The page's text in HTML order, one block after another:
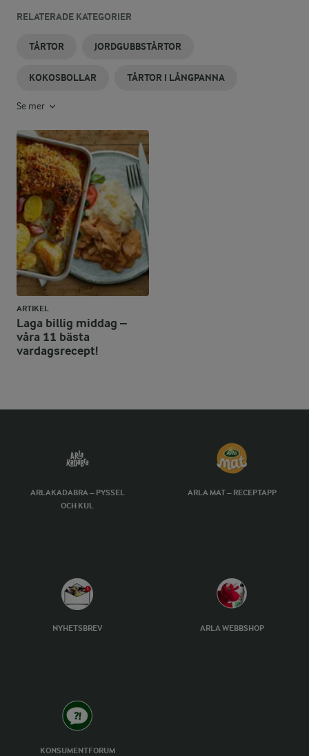
RELATERADE KATEGORIER
TÅRTOR JORDGUBBSTÅRTOR
KOKOSBOLLAR TÅRTOR I LÅNGPANNA
Se mer
ARTIKEL
Laga billig middag –
våra 11 bästa
vardagsrecept!
ARLAKADABRA – PYSSEL
OCH KUL
ARLA MAT – RECEPTAPP
NYHETSBREV ARLA WEBBSHOP
KONSUMENTFORUM